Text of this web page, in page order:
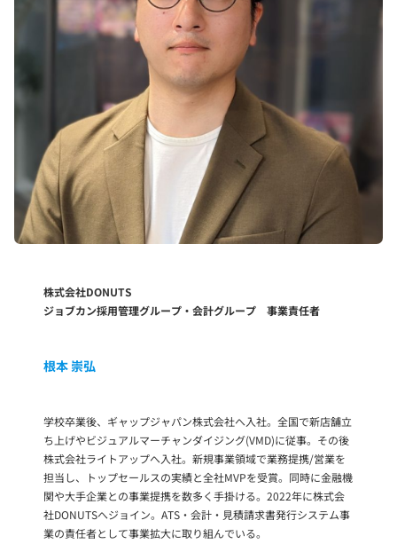
株式会社DONUTS
ジョブカン採用管理グループ・会計グループ 事業責任者
根本 崇弘
学校卒業後、ギャップジャパン株式会社へ入社。全国で新店舗立
ち上げやビジュアルマーチャンダイジング(VMD)に従事。その後
株式会社ライトアップへ入社。新規事業領域で業務提携/営業を
担当し、トップセールスの実績と全社MVPを受賞。同時に金融機
関や大手企業との事業提携を数多く手掛ける。2022年に株式会
社DONUTSへジョイン。ATS・会計・見積請求書発行システム事
業の責任者として事業拡大に取り組んでいる。